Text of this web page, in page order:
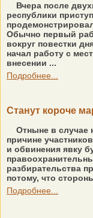
Вчера после
республики
Обычно первый
вокруг повестки
начал работу с
внесении ...
Подробнее...
Станут короче
Отныне в случае
причине
и обвинения явку
разбирательства
потому, что
Подробнее...